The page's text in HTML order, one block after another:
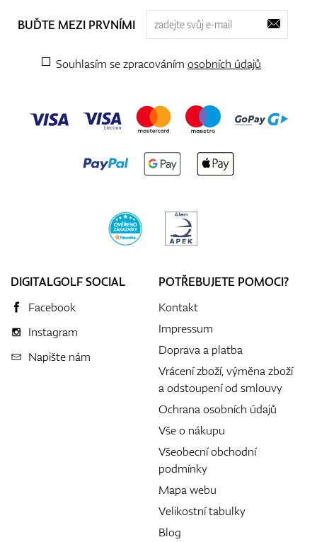
BUĎTE MEZI PRVNÍMI
Souhlasím se zpracováním osobních údajů
DIGITALGOLF SOCIAL
Facebook
Instagram
Napište nám
POTŘEBUJETE POMOCI?
Kontakt
Impressum
Doprava a platba
Vrácení zboží, výměna zboží
a odstoupení od smlouvy
Ochrana osobních údajů
Vše o nákupu
Všeobecní obchodní
podmínky
Mapa webu
Velikostní tabulky
Blog